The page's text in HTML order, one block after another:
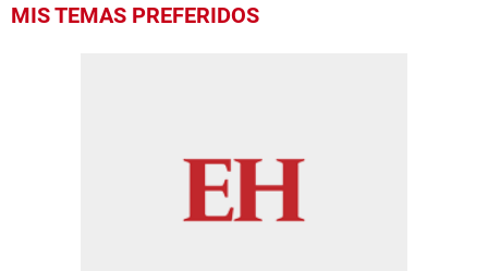
MIS TEMAS PREFERIDOS